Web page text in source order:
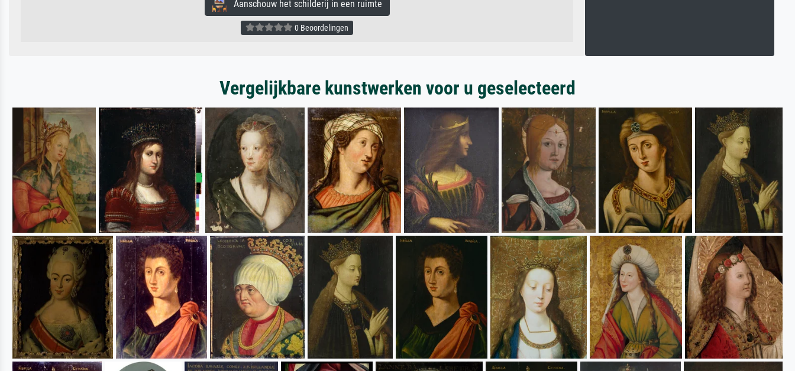
Aanschouw het schilderij in een ruimte
0 Beoordelingen
Vergelijkbare kunstwerken voor u geselecteerd